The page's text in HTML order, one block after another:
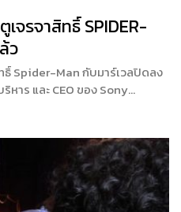
จรจาสิทธิ์ SPIDER-
ว
ธิ์ Spider-Man กับมาร์เวลปิดลง
าร และ CEO ของ Sony…